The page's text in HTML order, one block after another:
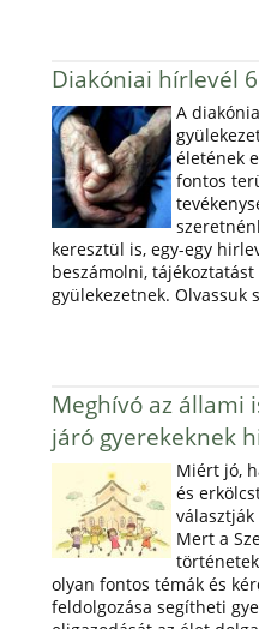
Diakóniai hírlevél
A
életének
fontos
keresztül is, egy-egy
beszámolni, tájékoztatást
gyülekezetnek. Olvassuk
Meghívó az állami
járó gyerekeknek
Miért jó,
és
választják
Mert a
olyan fontos témák és
feldolgozása segítheti